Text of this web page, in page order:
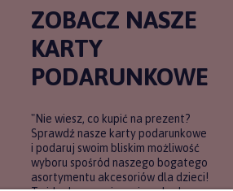
ZOBACZ NASZE
KARTY
PODARUNKOWE
"Nie wiesz, co kupić na prezent?
Sprawdź nasze karty podarunkowe
i podaruj swoim bliskim możliwość
wyboru spośród naszego bogatego
asortymentu akcesoriów dla dzieci!